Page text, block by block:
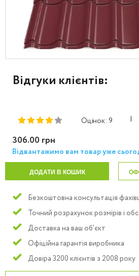
Відгуки клієнтів:
Оцінок: 9 |
306.00 грн
Відвантажимо вам товар уже
ДОДАТИ В КОШИК
Безкоштовна консультація
Точний розрахунок розмірів і
Доставка на ваш об'єкт
Офіційна гарантія виробника
Довіра 3200 клієнтів з 2008 року